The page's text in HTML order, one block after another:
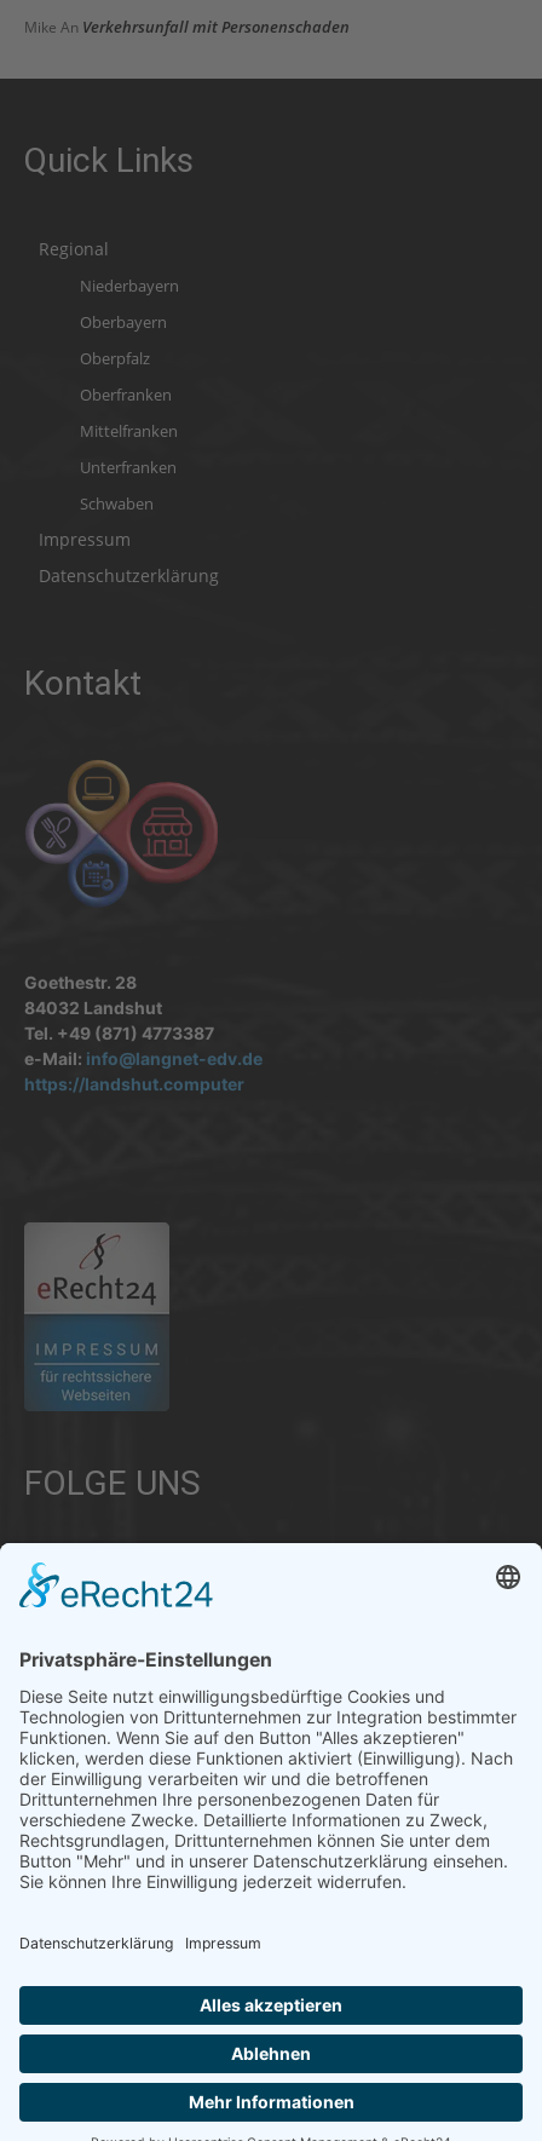
Mike An Verkehrsunfall mit Personenschaden
Quick Links
Regional
Niederbayern
Oberbayern
Oberpfalz
Oberfranken
Mittelfranken
Unterfranken
Schwaben
Impressum
Datenschutzerklärung
Kontakt
Goethestr. 28
84032 Landshut
Tel. +49 (871) 4773387
e-Mail: info@langnet-edv.de
https://landshut.computer
FOLGE UNS
Informationen aus Politik – Wirtschaft – Kultur – Umwelt –
Gesellschaft - Polizei und Feuerwehr – für die Region Bayern
Als regionales Unternehmen sind wir für Sie der direkte
Ansprechpartner, wenn es um die Online-Vermarktung Ihrer
Produkte und Dienstleistungen geht. Wir würden gerne für
Sie diese Aufgabe übernehmen.